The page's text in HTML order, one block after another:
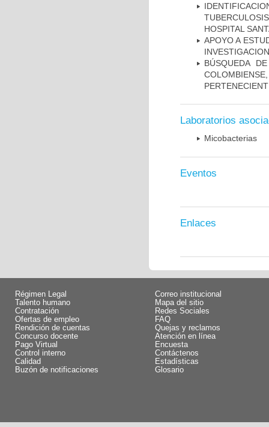
HOSPITAL
APOYO A
BÚSQUEDA
Laboratorios
Micobacterias
Eventos
Enlaces
Régimen Legal
Talento humano
Contratación
Ofertas de empleo
Rendición de cuentas
Concurso docente
Pago Virtual
Control interno
Calidad
Buzón de notificaciones
Correo institucional
Mapa del sitio
Redes Sociales
FAQ
Quejas y reclamos
Atención en línea
Encuesta
Contáctenos
Estadísticas
Glosario